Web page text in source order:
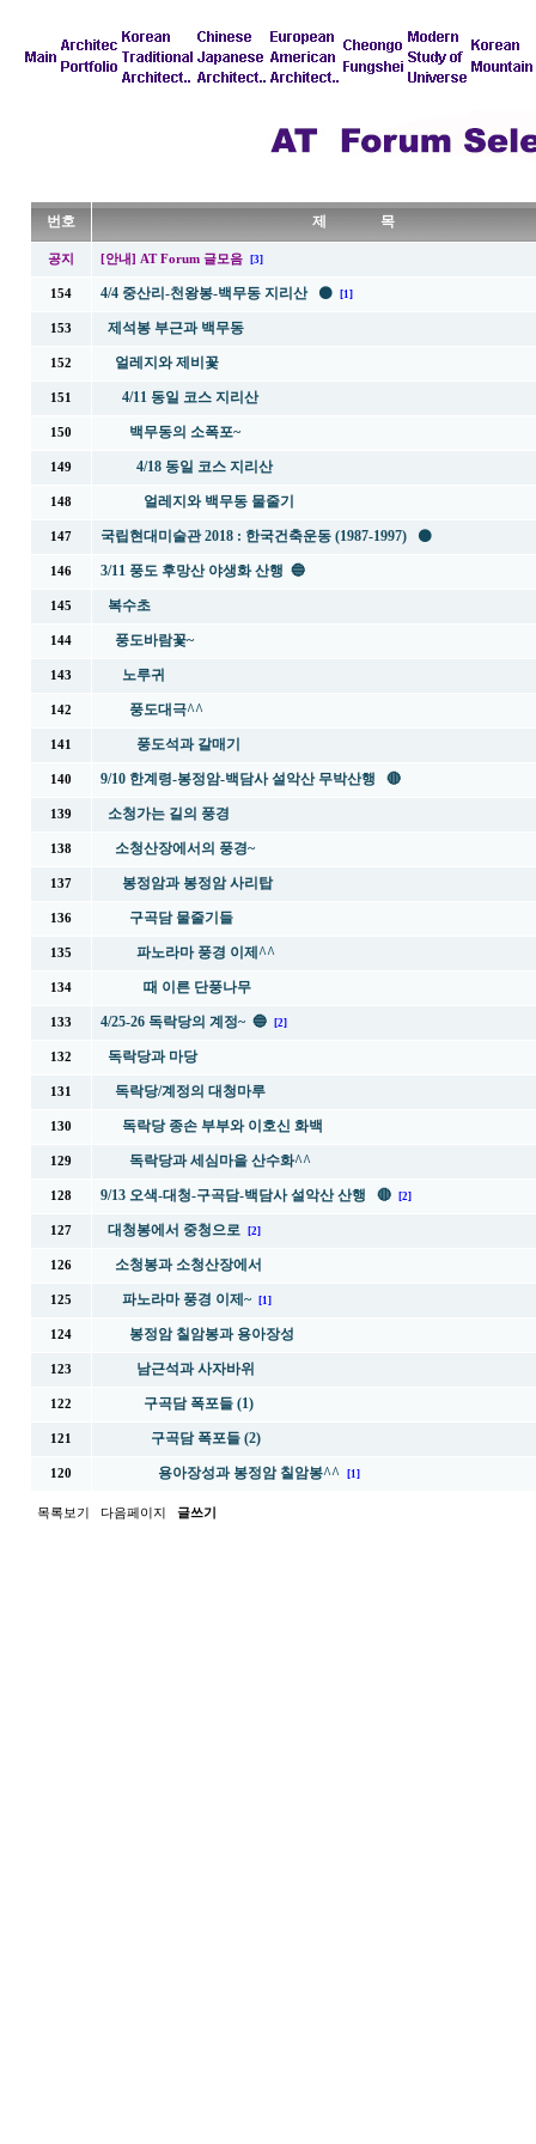
번호 제 목
공지 [안내] AT Forum 글모음 [3]
154 4/4 중산리-천왕봉-백무동 지리산 ⚫ [1]
153 제석봉 부근과 백무동
152 얼레지와 제비꽃
151 4/11 동일 코스 지리산
150 백무동의 소폭포~
149 4/18 동일 코스 지리산
148 얼레지와 백무동 물줄기
147 국립현대미술관 2018 : 한국건축운동 (1987-1997) ⚫
146 3/11 풍도 후망산 야생화 산행 🔵
145 복수초
144 풍도바람꽃~
143 노루귀
142 풍도대극^^
141 풍도석과 갈매기
140 9/10 한계령-봉정암-백담사 설악산 무박산행 🔴
139 소청가는 길의 풍경
138 소청산장에서의 풍경~
137 봉정암과 봉정암 사리탑
136 구곡담 물줄기들
135 파노라마 풍경 이제^^
134 때 이른 단풍나무
133 4/25-26 독락당의 계정~ 🔵 [2]
132 독락당과 마당
131 독락당/계정의 대청마루
130 독락당 종손 부부와 이호신 화백
129 독락당과 세심마을 산수화^^
128 9/13 오색-대청-구곡담-백담사 설악산 산행 🔴 [2]
127 대청봉에서 중청으로 [2]
126 소청봉과 소청산장에서
125 파노라마 풍경 이제~ [1]
124 봉정암 칠암봉과 용아장성
123 남근석과 사자바위
122 구곡담 폭포들 (1)
121 구곡담 폭포들 (2)
120 용아장성과 봉정암 칠암봉^^ [1]
목록보기 다음페이지 글쓰기